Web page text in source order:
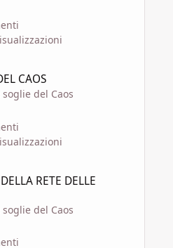
CAOS
soglie del Caos
RETE DELLE
soglie del Caos